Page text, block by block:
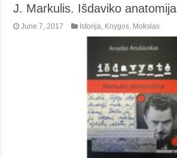
J. Markulis. Išdaviko anatomija
June 7, 2017 Istorija Knygos Mokslas